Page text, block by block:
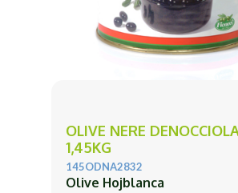
OLIVE NERE
1,45KG
145ODNA2832
Olive Hojblanca